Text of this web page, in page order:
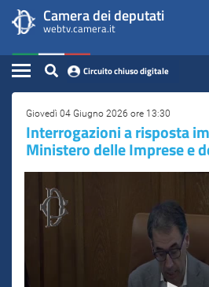
contenuto
principale
WebTV
Camera
dei
Deputati
menu
di
navigazione
Camera dei deputati
webtv.camera.it
Home
Assemblea
Presidente
Commissioni
Eventi
Circuito chiuso digitale
Contenuto
Giovedì 04 Giugno 2026 ore 13:30
Interrogazioni a risposta
Ministero delle Imprese e